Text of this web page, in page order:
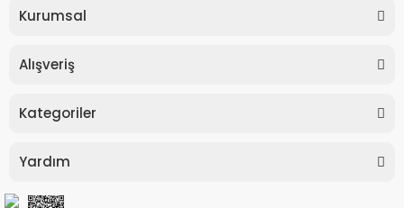
Kurumsal
Alışveriş
Kategoriler
Yardım